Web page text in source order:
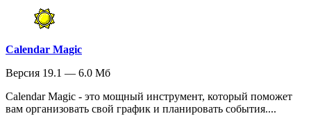
Calendar Magic
Версия 19.1 — 6.0 Мб
Calendar Magic - это мощный инструмент, который поможет
вам организовать свой график и планировать события....